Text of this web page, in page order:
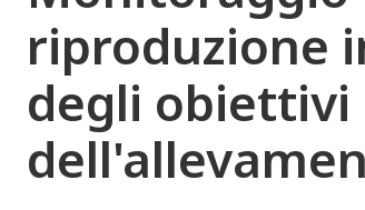
riproduzione
degli obiettivi